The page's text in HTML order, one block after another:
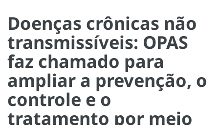
Doenças crônicas não
transmissíveis: OPAS
faz chamado para
ampliar a prevenção, o
controle e o
tratamento por meio